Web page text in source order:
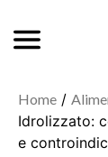
Home /
Idrolizzato:
e